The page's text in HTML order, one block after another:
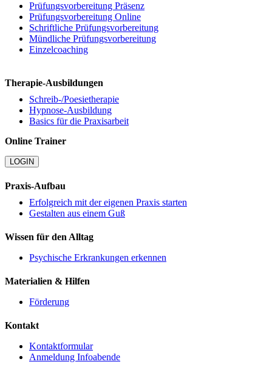
Prüfungsvorbereitung Präsenz
Prüfungsvorbereitung Online
Schriftliche Prüfungsvorbereitung
Mündliche Prüfungsvorbereitung
Einzelcoaching
Therapie-Ausbildungen
Schreib-/Poesietherapie
Hypnose-Ausbildung
Basics für die Praxisarbeit
Online Trainer
LOGIN
Praxis-Aufbau
Erfolgreich mit der eigenen Praxis starten
Gestalten aus einem Guß
Wissen für den Alltag
Psychische Erkrankungen erkennen
Materialien & Hilfen
Förderung
Kontakt
Kontaktformular
Anmeldung Infoabende